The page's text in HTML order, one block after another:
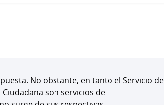
No obstante, en tanto el Servicio de
son servicios de